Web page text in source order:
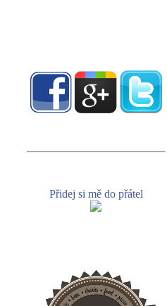
Přidej si mě do přátel